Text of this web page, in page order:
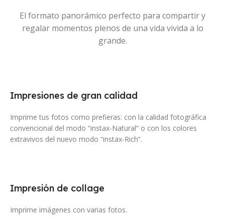
El formato panorámico perfecto para compartir y
regalar momentos plenos de una vida vivida a lo
grande.
Impresiones de gran calidad
Imprime tus fotos como prefieras: con la calidad fotográfica
convencional del modo “instax-Natural” o con los colores
extravivos del nuevo modo “instax-Rich”.
Impresión de collage
Imprime imágenes con varias fotos.